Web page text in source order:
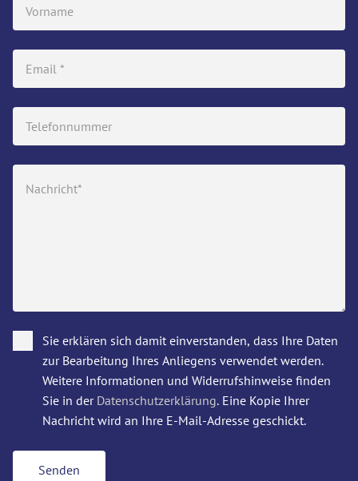
Sie erklären sich damit einverstanden, dass Ihre Daten
zur Bearbeitung Ihres Anliegens verwendet werden.
Weitere Informationen und Widerrufshinweise finden
Sie in der Datenschutzerklärung. Eine Kopie Ihrer
Nachricht wird an Ihre E-Mail-Adresse geschickt.
Senden